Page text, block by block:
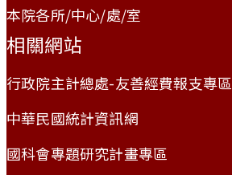
本院各所/中心/處/室
相關網站
行政院主計總處-友善經費報支專區
中華民國統計資訊網
國科會專題研究計畫專區